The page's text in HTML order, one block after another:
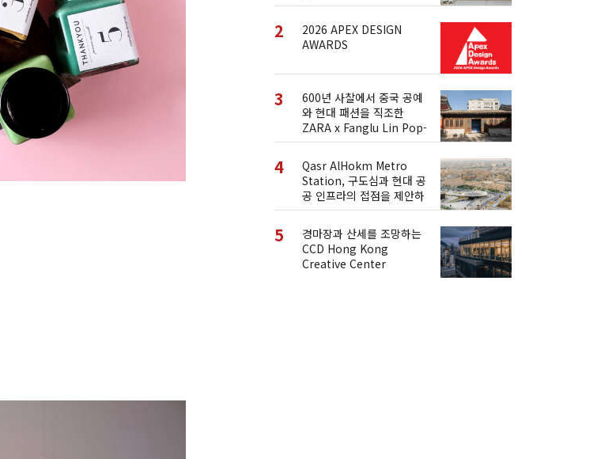
2
2026 APEX DESIGN
AWARDS
3
600년 사찰에서 중국 공예
와 현대 패션을 직조한
ZARA x Fanglu Lin Pop-
Up
4
Qasr AlHokm Metro
Station, 구도심과 현대 공
공 인프라의 접점을 제안하
다
5
경마장과 산세를 조망하는
CCD Hong Kong
Creative Center